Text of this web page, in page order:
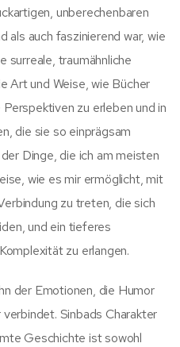
unberechenbaren
als auch faszinierend war, wie
surreale, traumähnliche
Art und Weise, wie Bücher
zu erleben und in
die sie so einprägsam
Dinge, die ich am meisten
wie es mir ermöglicht, mit
zu treten, die sich
und ein tieferes
zu erlangen.
der Emotionen, die Humor
Sinbads Charakter
Geschichte ist sowohl